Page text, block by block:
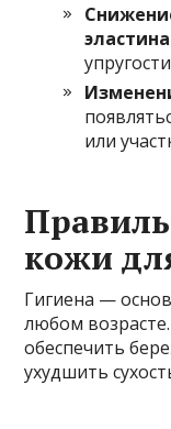
или
кожи
Гигиена —
любом
обеспечить
ухудшить